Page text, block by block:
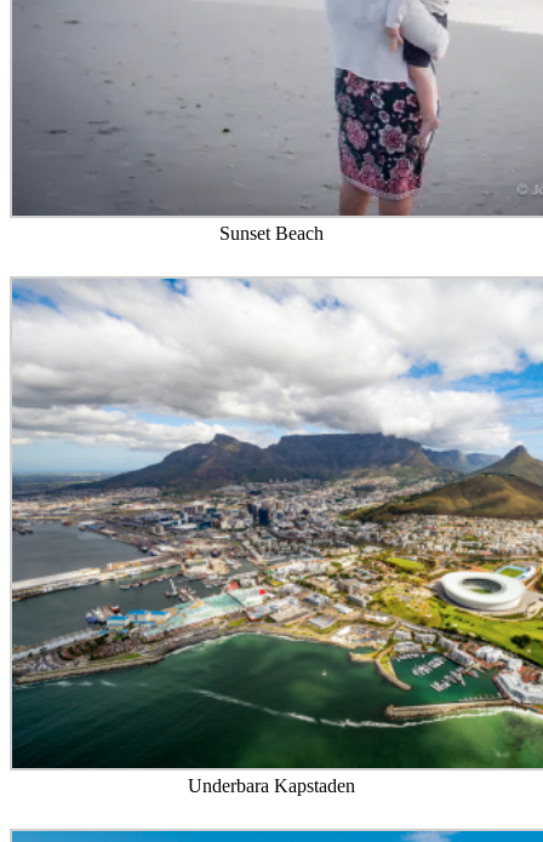
Sunset Beach
Underbara Kapstaden